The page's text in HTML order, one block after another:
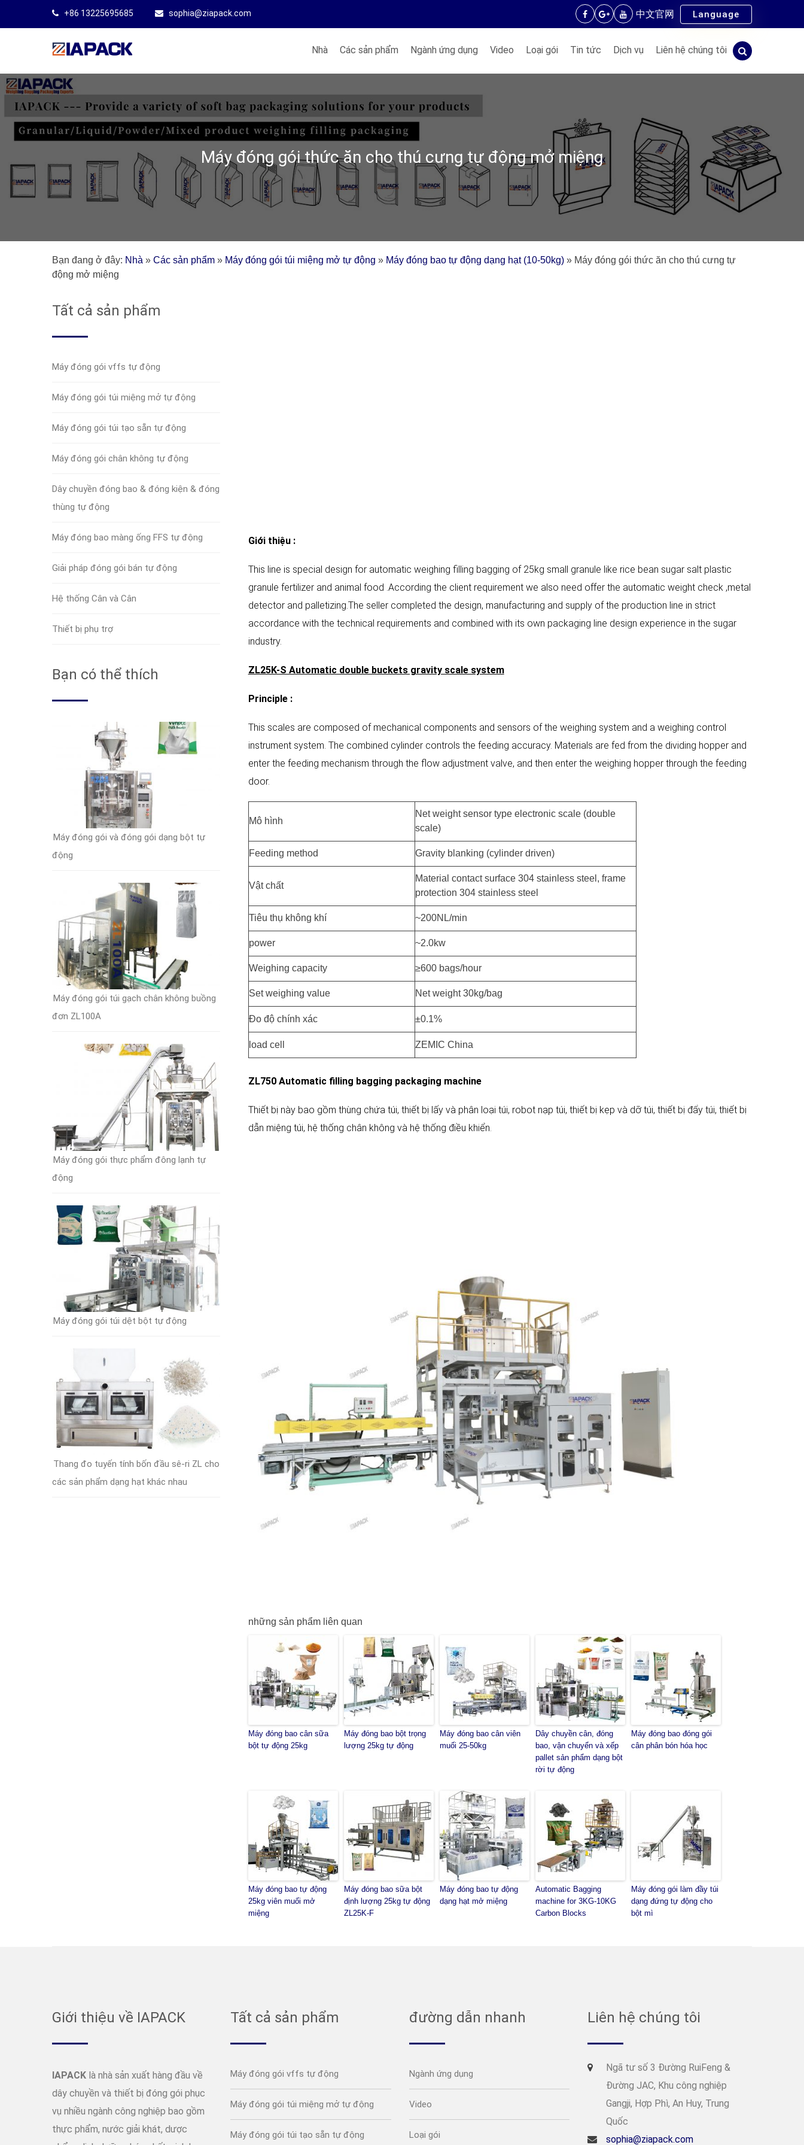
+86 13225695685 sophia@ziapack.com 中文官网 Language
Nhà Các sản phẩm Ngành ứng dụng Video Loại gói Tin tức Dịch vụ Liên hệ chúng tôi
Máy đóng gói thức ăn cho thú cưng tự động mở miệng
Bạn đang ở đây: Nhà » Các sản phẩm » Máy đóng gói túi miệng mở tự động » Máy đóng bao tự động dạng hạt (10-50kg) » Máy đóng gói thức ăn cho thú cưng tự
động mở miệng
Tất cả sản phẩm
Máy đóng gói vffs tự động
Máy đóng gói túi miệng mở tự động
Máy đóng gói túi tạo sẵn tự động
Máy đóng gói chân không tự động
Dây chuyền đóng bao & đóng kiện & đóng
thùng tự động
Máy đóng bao màng ống FFS tự động
Giải pháp đóng gói bán tự động
Hệ thống Cân và Cân
Thiết bị phụ trợ
Bạn có thể thích
Máy đóng gói và đóng gói dạng bột tự
động
Máy đóng gói túi gạch chân không buồng
đơn ZL100A
Máy đóng gói thực phẩm đông lạnh tự
động
Máy đóng gói túi dệt bột tự động
Thang đo tuyến tính bốn đầu sê-ri ZL cho
các sản phẩm dạng hạt khác nhau
Giới thiệu :
This line is special design for automatic weighing filling bagging of 25kg small granule like rice bean sugar salt plastic
granule fertilizer and animal food .According the client requirement we also need offer the automatic weight check ,metal
detector and palletizing.The seller completed the design, manufacturing and supply of the production line in strict
accordance with the technical requirements and combined with its own packaging line design experience in the sugar
industry.
ZL25K-S Automatic double buckets gravity scale system
Principle :
This scales are composed of mechanical components and sensors of the weighing system and a weighing control
instrument system. The combined cylinder controls the feeding accuracy. Materials are fed from the dividing hopper and
enter the feeding mechanism through the flow adjustment valve, and then enter the weighing hopper through the feeding
door.
Mô hình
Net weight sensor type electronic scale (double
scale)
Feeding method Gravity blanking (cylinder driven)
Vật chất
Material contact surface 304 stainless steel, frame
protection 304 stainless steel
Tiêu thụ không khí ~200NL/min
power ~2.0kw
Weighing capacity ≥600 bags/hour
Set weighing value Net weight 30kg/bag
Đo độ chính xác ±0.1%
load cell ZEMIC China
ZL750 Automatic filling bagging packaging machine
Thiết bị này bao gồm thùng chứa túi, thiết bị lấy và phân loại túi, robot nạp túi, thiết bị kẹp và dỡ túi, thiết bị đẩy túi, thiết bị
dẫn miệng túi, hệ thống chân không và hệ thống điều khiển.
những sản phẩm liên quan
Máy đóng bao cân sữa
bột tự động 25kg
Máy đóng bao bột trọng
lượng 25kg tự động
Máy đóng bao cân viên
muối 25-50kg
Dây chuyền cân, đóng
bao, vận chuyển và xếp
pallet sản phẩm dạng bột
rời tự động
Máy đóng bao đóng gói
cân phân bón hóa học
Máy đóng bao tự động
25kg viên muối mở
miệng
Máy đóng bao sữa bột
định lượng 25kg tự động
ZL25K-F
Máy đóng bao tự động
dạng hạt mở miệng
Automatic Bagging
machine for 3KG-10KG
Carbon Blocks
Máy đóng gói làm đầy túi
dạng đứng tự động cho
bột mì
Giới thiệu về IAPACK
IAPACK là nhà sản xuất hàng đầu về
dây chuyền và thiết bị đóng gói phục
vụ nhiều ngành công nghiệp bao gồm
thực phẩm, nước giải khát, dược
Tất cả sản phẩm
Máy đóng gói vffs tự động
Máy đóng gói túi miệng mở tự động
Máy đóng gói túi tạo sẵn tự động
đường dẫn nhanh
Ngành ứng dụng
Video
Loại gói
Liên hệ chúng tôi
Ngã tư số 3 Đường RuiFeng &
Đường JAC, Khu công nghiệp
Gangji, Hợp Phì, An Huy, Trung
Quốc
sophia@ziapack.com